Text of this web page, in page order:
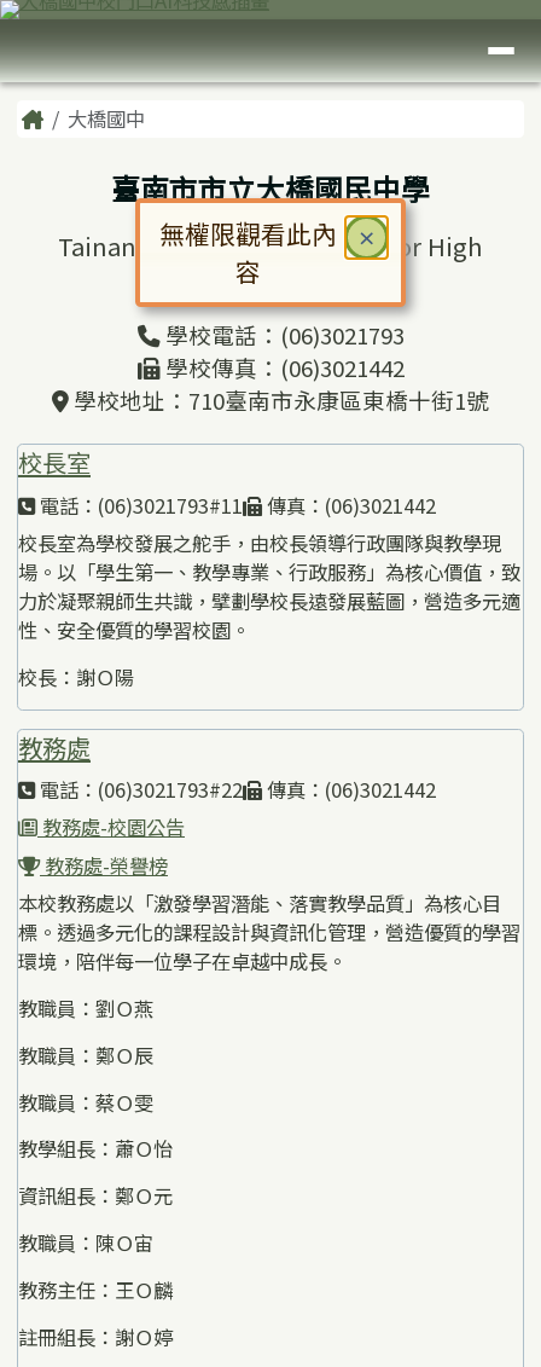
跳至主內容區
臺南市大橋國中
導覽列
主內容區域
Home大橋國中
臺南市市立大橋國民中學
Tainan Municipal Daciao Junior High
School
學校電話：(06)3021793
學校傳真：(06)3021442
學校地址：710臺南市永康區東橋十街1號
校長室
電話：(06)3021793#11
傳真：(06)3021442
校長室為學校發展之舵手，由校長領導行政團隊與教學現
場。以「學生第一、教學專業、行政服務」為核心價值，致
力於凝聚親師生共識，擘劃學校長遠發展藍圖，營造多元適
性、安全優質的學習校園。
校長：謝Ｏ陽
教務處
電話：(06)3021793#22
傳真：(06)3021442
教務處-校園公告
教務處-榮譽榜
本校教務處以「激發學習潛能、落實教學品質」為核心目
標。透過多元化的課程設計與資訊化管理，營造優質的學習
環境，陪伴每一位學子在卓越中成長。
教職員：劉Ｏ燕
教職員：鄭Ｏ辰
教職員：蔡Ｏ雯
教學組長：蕭Ｏ怡
資訊組長：鄭Ｏ元
教職員：陳Ｏ宙
教務主任：王Ｏ麟
註冊組長：謝Ｏ婷
頁尾區域
× 關閉
無權限觀看此內
容
對話框已開啟。請使用 Tab 鍵在